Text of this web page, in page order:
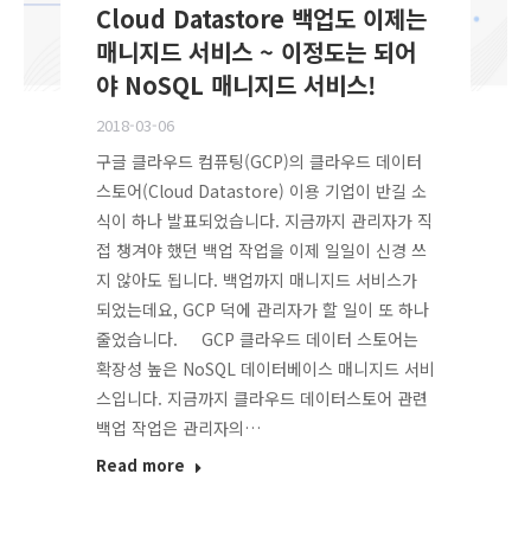
Cloud Datastore 백업도 이제는
매니지드 서비스 ~ 이정도는 되어
야 NoSQL 매니지드 서비스!
2018-03-06
구글 클라우드 컴퓨팅(GCP)의 클라우드 데이터
스토어(Cloud Datastore) 이용 기업이 반길 소
식이 하나 발표되었습니다. 지금까지 관리자가 직
접 챙겨야 했던 백업 작업을 이제 일일이 신경 쓰
지 않아도 됩니다. 백업까지 매니지드 서비스가
되었는데요, GCP 덕에 관리자가 할 일이 또 하나
줄었습니다. GCP 클라우드 데이터 스토어는
확장성 높은 NoSQL 데이터베이스 매니지드 서비
스입니다. 지금까지 클라우드 데이터스토어 관련
백업 작업은 관리자의…
Read more